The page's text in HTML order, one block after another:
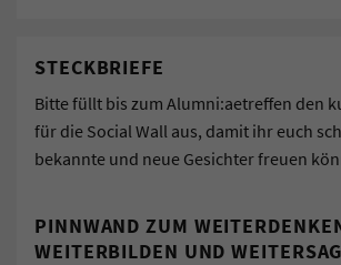
STECKBRIEFE
Bitte füllt bis zum Alumni:aetreffen den
für die Social Wall aus, damit ihr euch
bekannte und neue Gesichter freuen
PINNWAND ZUM
WEITERBILDEN UND